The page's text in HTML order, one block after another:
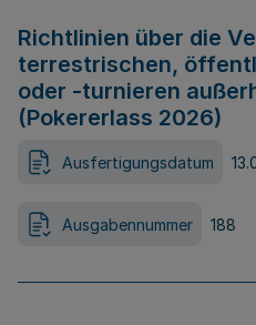
Richtlinien über die
terrestrischen,
oder -turnieren
(Pokererlass 2026)
Ausfertigungsdatum
Ausgabennummer 188